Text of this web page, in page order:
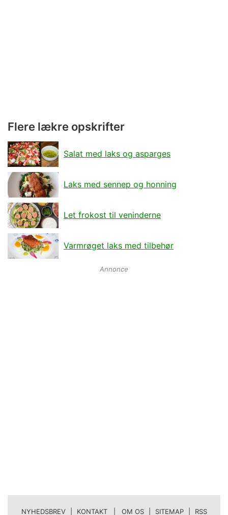
Flere lækre opskrifter
Salat med laks og asparges
Laks med sennep og honning
Let frokost til veninderne
Varmrøget laks med tilbehør
Annonce
NYHEDSBREV KONTAKT | OM OS SITEMAP RSS